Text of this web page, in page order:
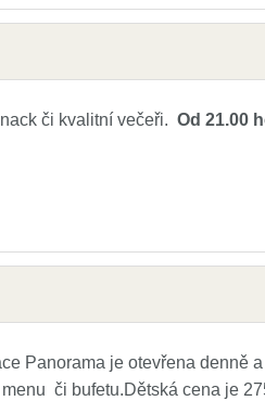
či kvalitní večeři. Od 21.00
Panorama je otevřena denně
či bufetu.Dětská cena je